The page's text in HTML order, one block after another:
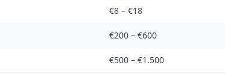
€8 – €18
€200 – €600
€500 – €1.500